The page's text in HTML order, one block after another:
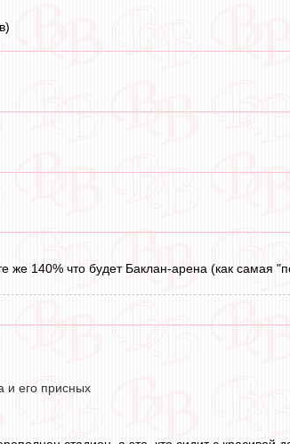
же 140% что будет Баклан-арена (как самая
и его присных